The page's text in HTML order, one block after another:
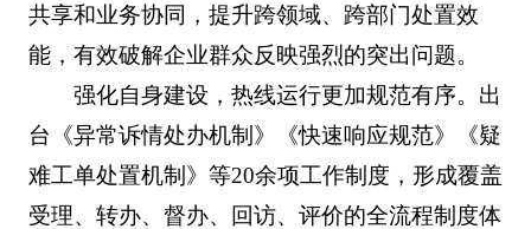
共享和业务协同，提升跨领域、跨部门处置效
能，有效破解企业群众反映强烈的突出问题。
强化自身建设，热线运行更加规范有序。出
台《异常诉情处办机制》《快速响应规范》《疑
难工单处置机制》等20余项工作制度，形成覆盖
受理、转办、督办、回访、评价的全流程制度体